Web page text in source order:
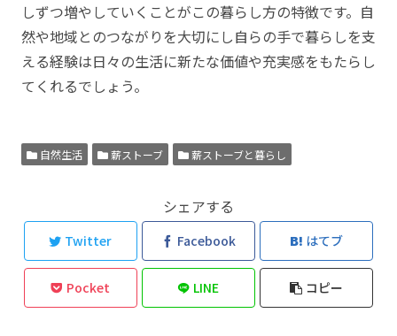
しずつ増やしていくことがこの暮らし方の特徴です。自
然や地域とのつながりを大切にし自らの手で暮らしを支
える経験は日々の生活に新たな価値や充実感をもたらし
てくれるでしょう。
自然生活 薪ストーブ 薪ストーブと暮らし
シェアする
Twitter Facebook はてブ
Pocket LINE コピー